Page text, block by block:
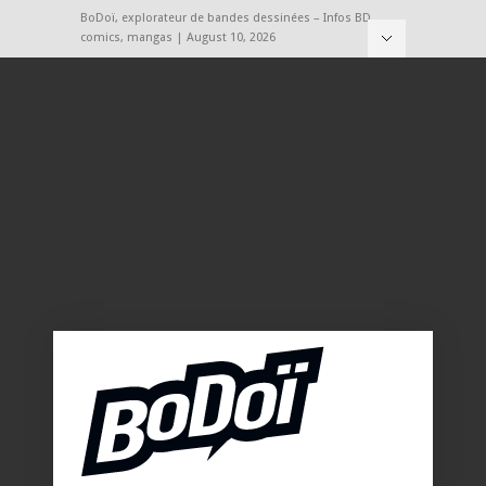
BoDoï, explorateur de bandes dessinées – Infos BD,
comics, mangas | August 10, 2026